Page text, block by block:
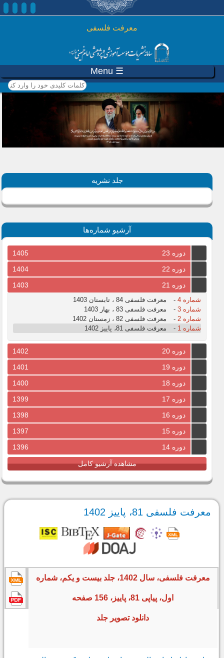
رفتن به محتوای اصلی
معرفت فلسفی
☰ Menu
کلمات کلیدی خود را وارد
کنید
جلد نشریه
آرشیو شماره‌ها
دوره 23
1405
دوره 22
1404
دوره 21
1403
شماره 4 -
معرفت فلسفی 84 ، تابستان 1403
شماره 3
-
معرفت فلسفی 83 ، بهار 1403
شماره 2
-
معرفت فلسفی 82 ، زمستان 1402
شماره 1
- معرفت فلسفی 81، پاییز 1402
دوره 20
1402
دوره 19
1401
دوره 18
1400
دوره 17
1399
دوره 16
1398
دوره 15
1397
دوره 14
1396
مشاهده آرشیو کامل
معرفت فلسفی 81، پاییز 1402
معرفت فلسفی، سال 1402، جلد بیست و یکم، شماره
اول، پیاپی 81، پاییز، 156 صفحه
دانلود تصویر جلد